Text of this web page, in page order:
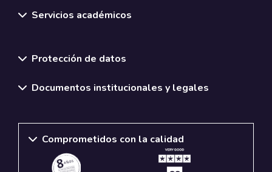
Servicios académicos
Protección de datos
Documentos institucionales y legales
Comprometidos con la calidad